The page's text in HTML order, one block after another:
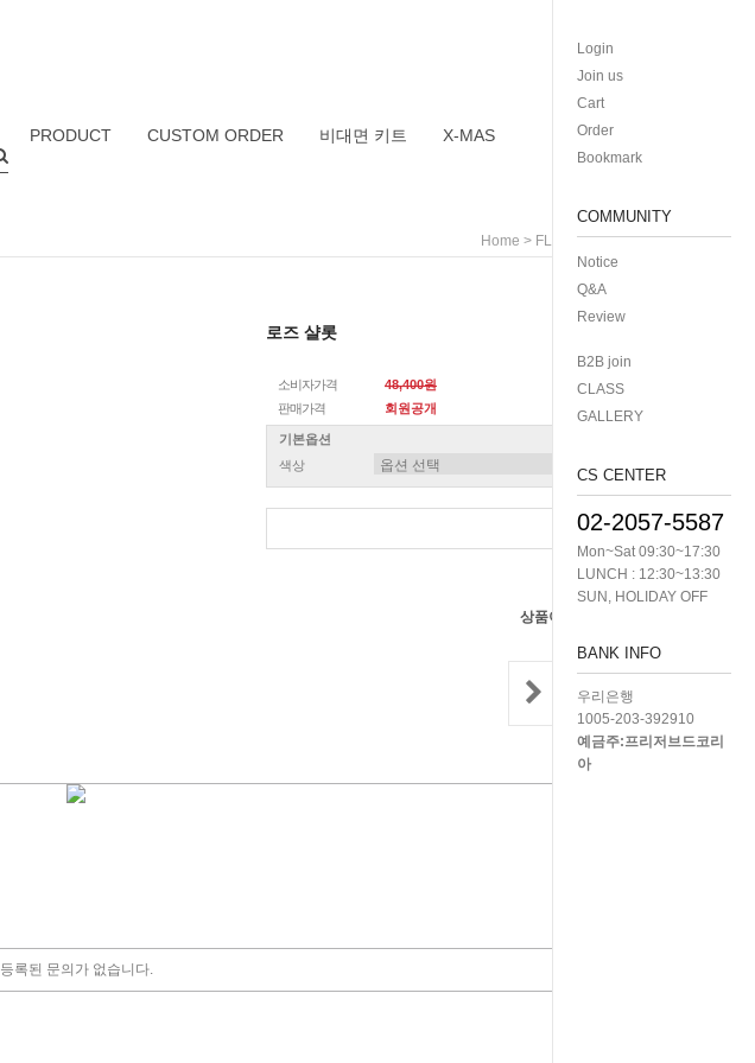
PRODUCT CUSTOM ORDER 비대면 키트
X-MAS
Login
Join us
Cart
Order
Bookmark
COMMUNITY
Notice
Q&A
Review
B2B join
CLASS
GALLERY
CS CENTER
02-2057-5587
Mon~Sat 09:30~17:30
LUNCH : 12:30~13:30
SUN, HOLIDAY OFF
BANK INFO
우리은행
1005-203-392910
예금주:프리저브드코리
아
Home > FLOWER>장미>프리저빙> 로
로즈 샬롯
소비자가격
48,400원
판매가격
회원공개
기본옵션
색상
총 상품 금액 0 원
상품이 품절되었습니다.
등록된 문의가 없습니다.